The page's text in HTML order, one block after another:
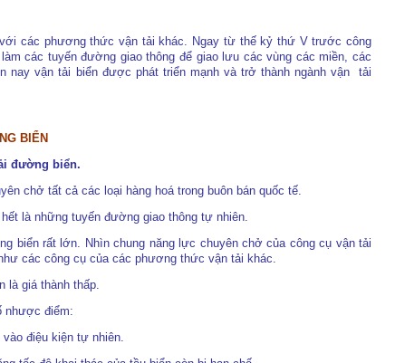
các phương thức vận tải khác. Ngay từ thế kỷ thứ V trước công
các tuyến đường giao thông để giao lưu các vùng các miền, các
nay vận tải biển được phát triển mạnh và trở thành ngành vận tải
BIỂN
đường biển.
chở tất cả các loại hàng hoá trong buôn bán quốc tế.
là những tuyến đường giao thông tự nhiên.
biển rất lớn. Nhìn chung năng lực chuyên chở của công cụ vận tải
các công cụ của các phương thức vận tải khác.
là giá thành thấp.
nhược điểm:
điệu kiện tự nhiên.